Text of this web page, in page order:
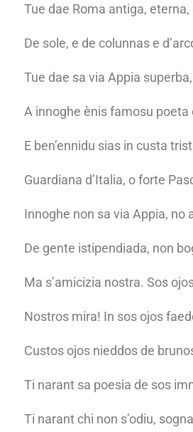
Tue dae Roma antiga, eterna,
De sole, e de colunnas e
Tue dae sa via Appia superba,
A innoghe ènis famosu poeta
E ben’ennidu sias in custa
Guardiana d’Italia, o forte
Innoghe non sa via Appia, no
De gente istipendiada, non
Ma s’amicizia nostra. Sos
Nostros mira! In sos ojos
Custos ojos nieddos de
Ti narant sa poesia de sos
Ti narant chi non s’odiu,